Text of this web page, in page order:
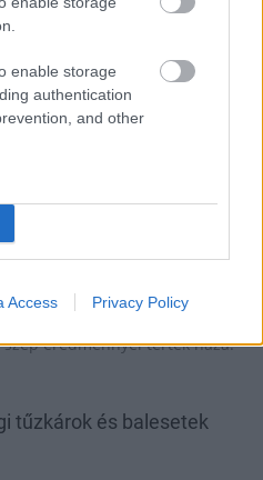
enable storage
authentication
and other
Access Privacy Policy
február 1-én ismét
eredménnyel tértek haza.
tűzkárok és balesetek